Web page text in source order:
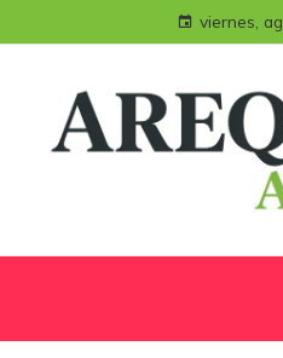
viernes,